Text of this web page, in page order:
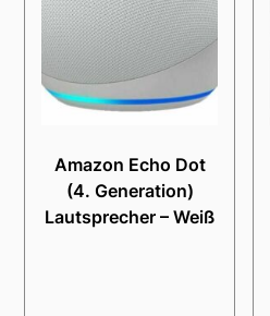
Amazon Echo Dot
(4. Generation)
Lautsprecher – Weiß